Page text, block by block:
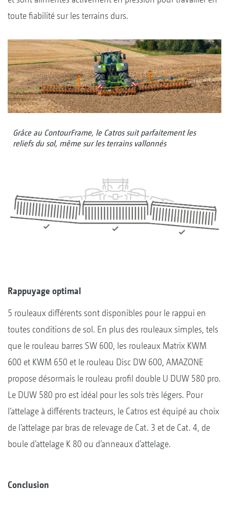
toute fiabilité sur les terrains durs.
Grâce au ContourFrame, le Catros suit parfaitement les
reliefs du sol, même sur les terrains vallonnés
Rappuyage optimal
5 rouleaux différents sont disponibles pour le rappui en
toutes conditions de sol. En plus des rouleaux simples, tels
que le rouleau barres SW 600, les rouleaux Matrix KWM
600 et KWM 650 et le rouleau Disc DW 600, AMAZONE
propose désormais le rouleau profil double U DUW 580 pro.
Le DUW 580 pro est idéal pour les sols très légers. Pour
l’attelage à différents tracteurs, le Catros est équipé au choix
de l’attelage par bras de relevage de Cat. 3 et de Cat. 4, de
boule d’attelage K 80 ou d’anneaux d’attelage.
Conclusion